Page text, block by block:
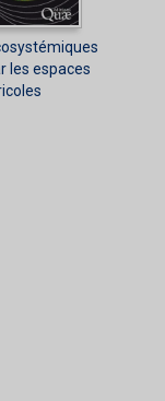
les espaces